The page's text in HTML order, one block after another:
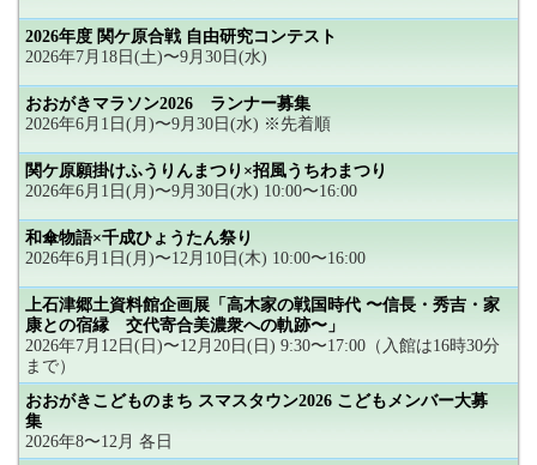
2026年度 関ケ原合戦 自由研究コンテスト
2026年7月18日(土)〜9月30日(水)
おおがきマラソン2026 ランナー募集
2026年6月1日(月)〜9月30日(水) ※先着順
関ケ原願掛けふうりんまつり×招風うちわまつり
2026年6月1日(月)〜9月30日(水) 10:00〜16:00
和傘物語×千成ひょうたん祭り
2026年6月1日(月)〜12月10日(木) 10:00〜16:00
上石津郷土資料館企画展「高木家の戦国時代 〜信長・秀吉・家
康との宿縁 交代寄合美濃衆への軌跡〜」
2026年7月12日(日)〜12月20日(日) 9:30〜17:00（入館は16時30分
まで）
おおがきこどものまち スマスタウン2026 こどもメンバー大募
集
2026年8〜12月 各日